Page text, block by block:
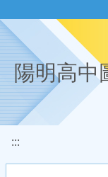
陽明高中
:::